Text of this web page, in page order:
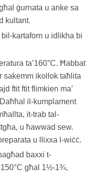
ġurnata u anke sa
kultant.
bil-kartaforn u idlikha bi
ta’160°C. Ħabbat
sakemm ikollok taħlita
ftit ftit flimkien ma’
il-kumplament
it-trab tal-
u ħawwad sew.
u llixxa l-wiċċ.
baxxi t-
għal 1½-1¾,